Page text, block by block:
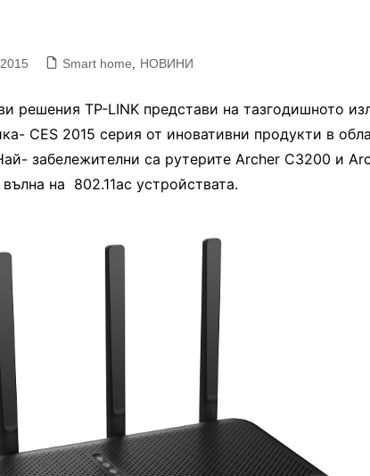
Smart home НОВИНИ
решения TP-LINK представи на тазгодишното
CES 2015 серия от иновативни продукти в
забележителни са рутерите Archer C3200 и
на 802.11ac устройствата.